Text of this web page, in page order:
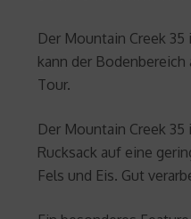
Der Mountain Creek
kann der
Tour.
Der Mountain Creek
Rucksack auf eine
Fels und Eis. Gut